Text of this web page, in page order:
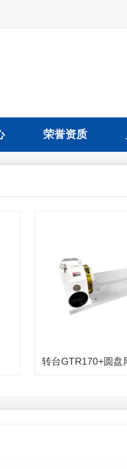
荣誉资质
转台GTR170+圆盘尾座GTS17